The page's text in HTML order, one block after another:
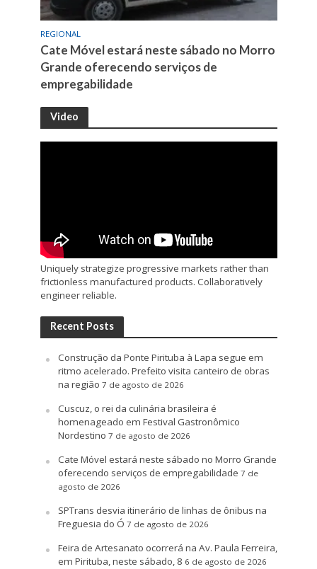
REGIONAL
Cate Móvel estará neste sábado no Morro
Grande oferecendo serviços de
empregabilidade
Video
Uniquely strategize progressive markets rather than
frictionless manufactured products. Collaboratively
engineer reliable.
Recent Posts
Construção da Ponte Pirituba à Lapa segue em
ritmo acelerado. Prefeito visita canteiro de obras
na região 7 de agosto de 2026
Cuscuz, o rei da culinária brasileira é
homenageado em Festival Gastronômico
Nordestino 7 de agosto de 2026
Cate Móvel estará neste sábado no Morro Grande
oferecendo serviços de empregabilidade 7 de
agosto de 2026
SPTrans desvia itinerário de linhas de ônibus na
Freguesia do Ó 7 de agosto de 2026
Feira de Artesanato ocorrerá na Av. Paula Ferreira,
em Pirituba, neste sábado, 8 6 de agosto de 2026